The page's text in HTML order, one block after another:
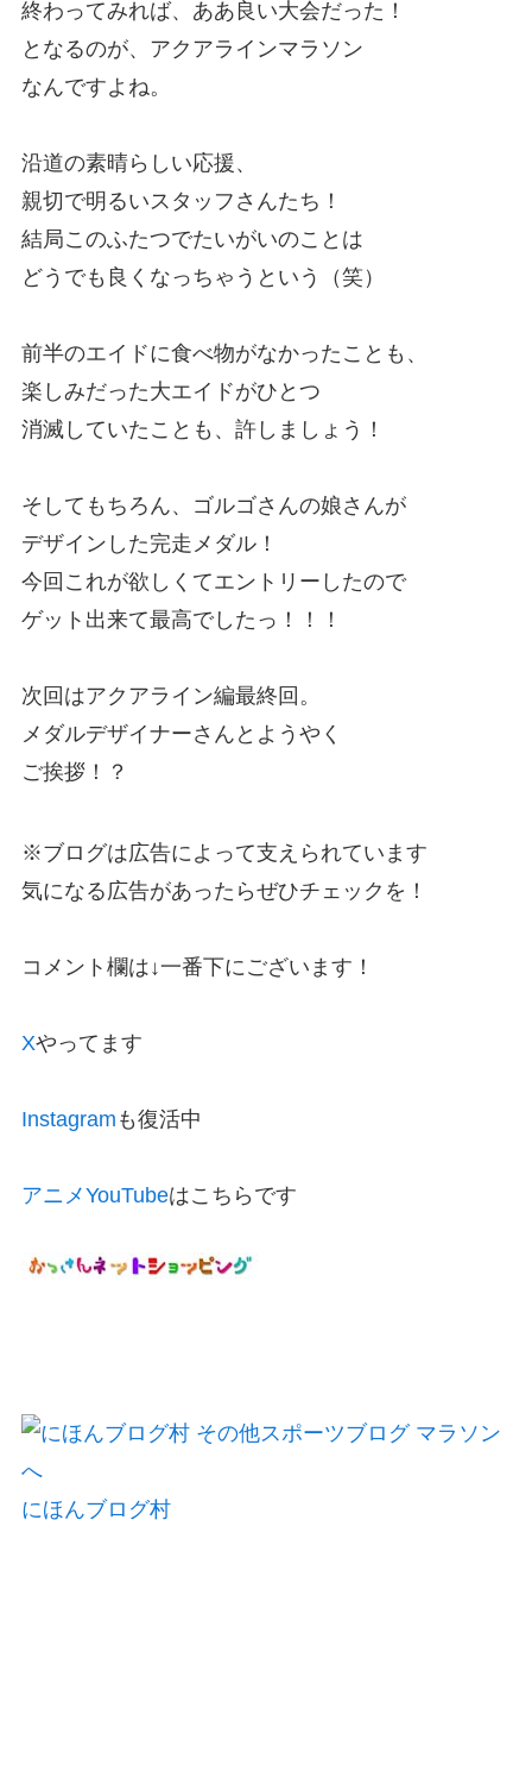
終わってみれば、ああ良い大会だった！
となるのが、アクアラインマラソン
なんですよね。
沿道の素晴らしい応援、
親切で明るいスタッフさんたち！
結局このふたつでたいがいのことは
どうでも良くなっちゃうという（笑）
前半のエイドに食べ物がなかったことも、
楽しみだった大エイドがひとつ
消滅していたことも、許しましょう！
そしてもちろん、ゴルゴさんの娘さんが
デザインした完走メダル！
今回これが欲しくてエントリーしたので
ゲット出来て最高でしたっ！！！
次回はアクアライン編最終回。
メダルデザイナーさんとようやく
ご挨拶！？
※ブログは広告によって支えられています
気になる広告があったらぜひチェックを！
コメント欄は↓一番下にございます！
Xやってます
Instagram も復活中
アニメYouTubeはこちらです
にほんブログ村